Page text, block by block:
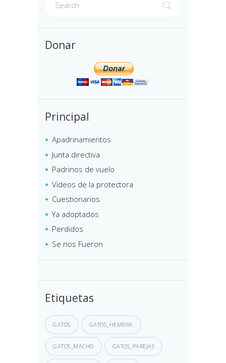
Donar
Principal
Apadrinamientos
Junta directiva
Padrinos de vuelo
Videos de la protectora
Cuestionarios
Ya adoptados
Perdidos
Se nos Fueron
Etiquetas
GATOS GATOS_HEMBRA
GATOS_MACHO GATOS_PAREJAS